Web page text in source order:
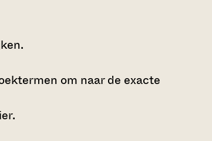
om naar de exacte
.